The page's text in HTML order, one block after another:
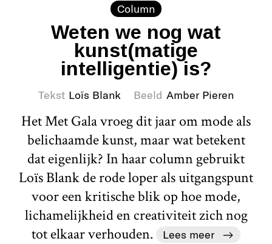
Column
Weten we nog wat
kunst(matige
intelligentie) is?
Tekst Loïs Blank Beeld Amber Pieren
Het Met Gala vroeg dit jaar om mode als
belichaamde kunst, maar wat betekent
dat eigenlijk? In haar column gebruikt
Loïs Blank de rode loper als uitgangspunt
voor een kritische blik op hoe mode,
lichamelijkheid en creativiteit zich nog
tot elkaar verhouden.
Lees meer